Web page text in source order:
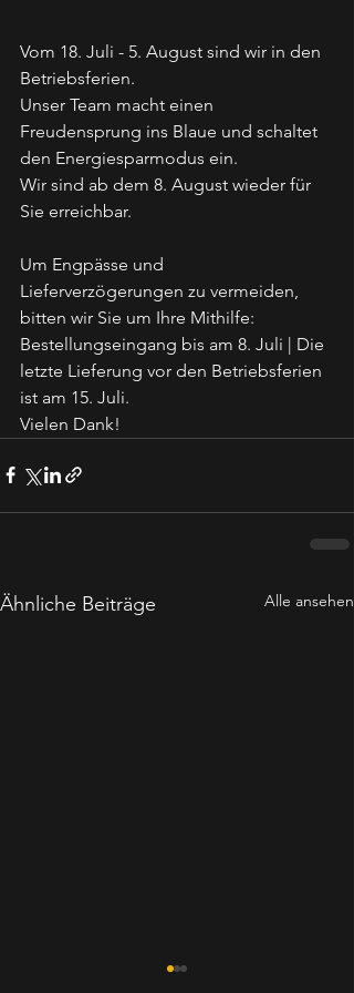
Vom 18. Juli - 5. August sind wir in den
Betriebsferien.
Unser Team macht einen
Freudensprung ins Blaue und schaltet
den Energiesparmodus ein.
Wir sind ab dem 8. August wieder für
Sie erreichbar.
Um Engpässe und
Lieferverzögerungen zu vermeiden,
bitten wir Sie um Ihre Mithilfe:
Bestellungseingang bis am 8. Juli | Die
letzte Lieferung vor den Betriebsferien
ist am 15. Juli.
Vielen Dank!
Ähnliche Beiträge Alle ansehen